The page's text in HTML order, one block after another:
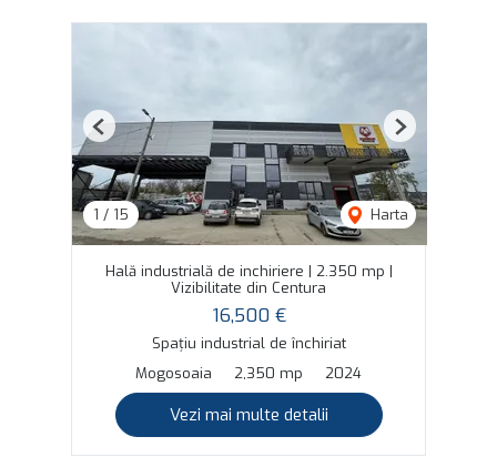
1 / 15 Harta
Previous Next
Hală industrială de inchiriere | 2.350 mp |
Vizibilitate din Centura
16,500 €
Spațiu industrial de închiriat
Mogosoaia
2,350 mp 2024
Vezi mai multe detalii